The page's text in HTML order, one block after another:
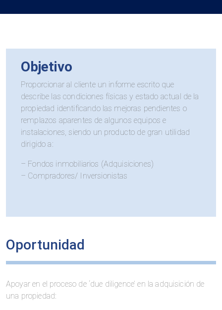
Objetivo
Proporcionar al cliente un informe escrito que
describe las condiciones físicas y estado actual de la
propiedad identificando las mejoras pendientes o
remplazos aparentes de algunos equipos e
instalaciones, siendo un producto de gran utilidad
dirigido a:
– Fondos inmobiliarios (Adquisiciones)
– Compradores/ Inversionistas
Oportunidad
Apoyar en el proceso de ‘due diligence’ en la adquisición de
una propiedad: